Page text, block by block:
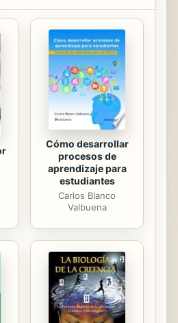
que, con los brazos
o encogiéndose de
no hicieron nada por evitar
Está escrito con la
de que la indiferencia
y alienta la persecución, y
el asesino no sólo es aquel
...
Cómo desarrollar
procesos de
aprendizaje para
estudiantes
Carlos Blanco
Valbuena